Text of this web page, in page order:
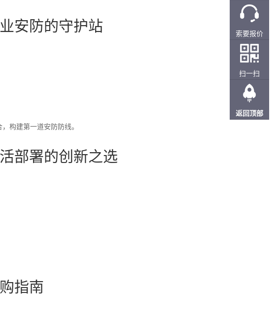
安防的守护站
构建第一道安防防线。
部署的创新之选
指南
索要报价
扫一扫
返回顶部